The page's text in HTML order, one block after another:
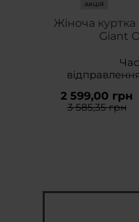
АКЦІЯ
Жіноча
Giant
Час
2 599,00 грн
3 585,35 грн